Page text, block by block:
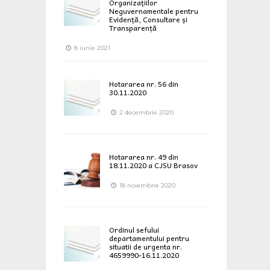
Neguvernamentale pentru
Evidență, Consultare și
Transparență
8 iunie 2021
Hotararea nr. 56 din
30.11.2020
2 decembrie 2020
Hotararea nr. 49 din
18.11.2020 a CJSU Brasov
18 noiembrie 2020
Ordinul sefului
departamentului pentru
situatii de urgenta nr.
4659990-16.11.2020